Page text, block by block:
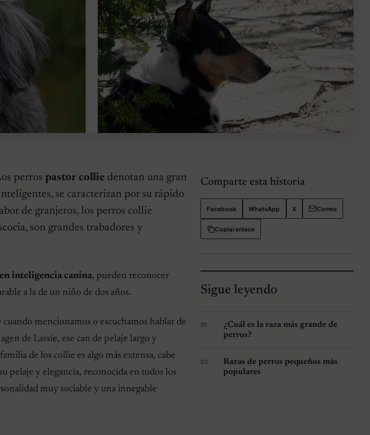
perrospastor collie denotan una gran
se caracterizan por su rápido
de granjeros, los perros collie
son grandes trabadores y
inteligencia canina, pueden reconocer
a la de un niño de dos años.
mencionamos o escuchamos hablar de
de Lassie, ese can de pelaje largo y
de los collie es algo más extensa, cabe
pelaje y elegancia, reconocida en todos los
muy sociable y una innegable
Comparte esta historia
Facebook WhatsApp X Correo
Copiar enlace
Sigue leyendo
¿Cuál es la raza más grande de
perros?
Razas de perros pequeños más
populares